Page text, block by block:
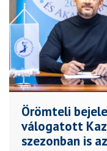
Örömteli
válogatott
szezonban is